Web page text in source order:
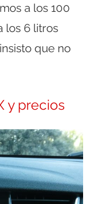
a los 100
los 6 litros
que no
y precios